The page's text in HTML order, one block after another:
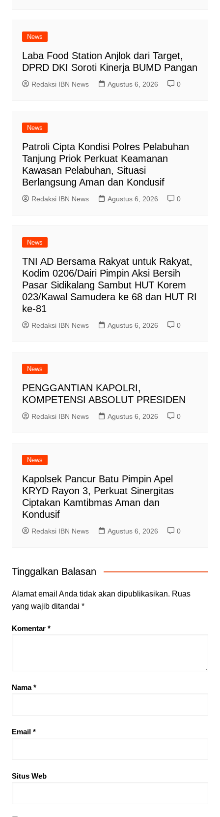
News
Laba Food Station Anjlok dari Target,
DPRD DKI Soroti Kinerja BUMD Pangan
Redaksi IBN News Agustus 6, 2026 0
News
Patroli Cipta Kondisi Polres Pelabuhan
Tanjung Priok Perkuat Keamanan
Kawasan Pelabuhan, Situasi
Berlangsung Aman dan Kondusif
Redaksi IBN News Agustus 6, 2026 0
News
TNI AD Bersama Rakyat untuk Rakyat,
Kodim 0206/Dairi Pimpin Aksi Bersih
Pasar Sidikalang Sambut HUT Korem
023/Kawal Samudera ke 68 dan HUT RI
ke-81
Redaksi IBN News Agustus 6, 2026 0
News
PENGGANTIAN KAPOLRI,
KOMPETENSI ABSOLUT PRESIDEN
Redaksi IBN News Agustus 6, 2026 0
News
Kapolsek Pancur Batu Pimpin Apel
KRYD Rayon 3, Perkuat Sinergitas
Ciptakan Kamtibmas Aman dan
Kondusif
Redaksi IBN News Agustus 6, 2026 0
Tinggalkan Balasan
Alamat email Anda tidak akan dipublikasikan. Ruas
yang wajib ditandai *
Komentar *
Nama*
Email *
Situs Web